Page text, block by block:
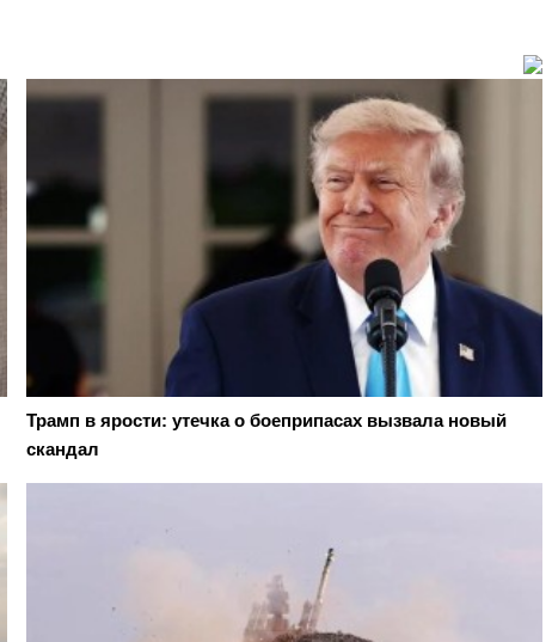
Трамп в ярости: утечка о боеприпасах вызвала новый
скандал